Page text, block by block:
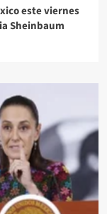
este viernes
Sheinbaum